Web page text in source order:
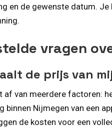
en de gewenste datum.
vragen
de prijs van
af van meerdere factoren:
binnen Nijmegen van een
de kosten voor een